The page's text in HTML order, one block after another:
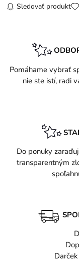
Sledovať produkt
Pomáhame vybrať
nie ste istí, radi
Do ponuky
transparentným